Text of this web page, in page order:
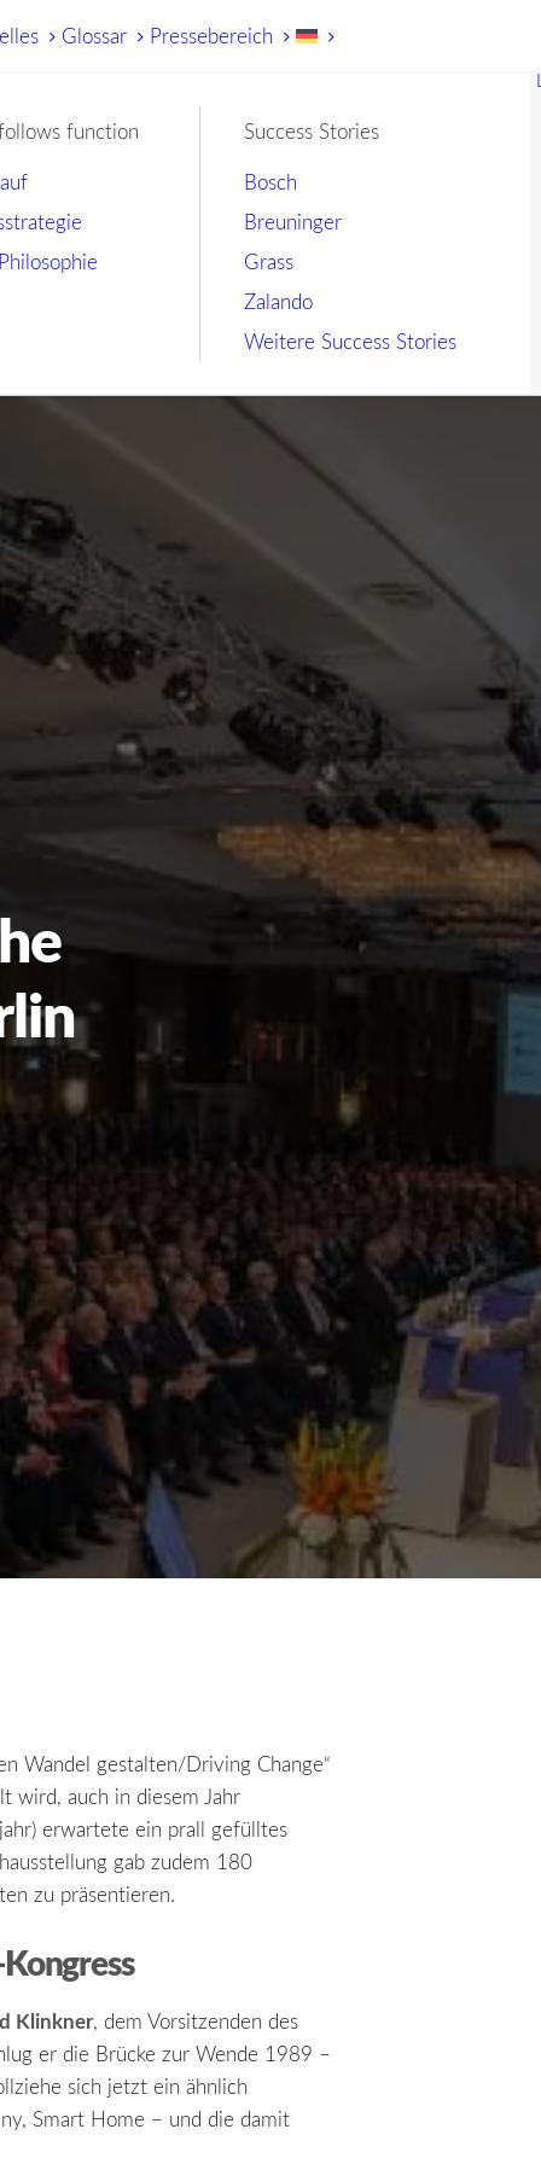
Glossar Pressebereich
function
Success Stories
Bosch
Breuninger
Grass
Zalando
Weitere Success Stories
Wandel gestalten/Driving Change“
wird, auch in diesem Jahr
erwartete ein prall gefülltes
gab zudem 180
zu präsentieren.
Klinkner, dem Vorsitzenden des
er die Brücke zur Wende 1989 –
sich jetzt ein ähnlich
Smart Home – und die damit